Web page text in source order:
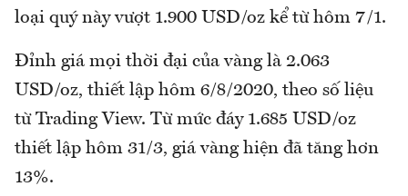
loại quý này vượt 1.900 USD/oz kể từ hôm 7/1.
Đỉnh giá mọi thời đại của vàng là 2.063
USD/oz, thiết lập hôm 6/8/2020, theo số liệu
từ Trading View. Từ mức đáy 1.685 USD/oz
thiết lập hôm 31/3, giá vàng hiện đã tăng hơn
13%.